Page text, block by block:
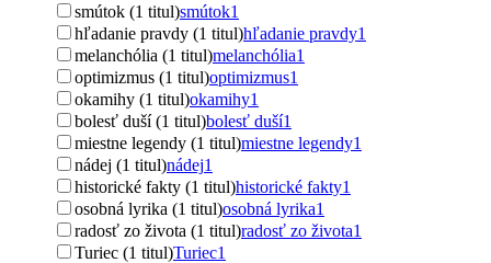
smútok (1 titul)smútok1
hľadanie pravdy (1 titul)hľadanie pravdy1
melanchólia (1 titul)melanchólia1
optimizmus (1 titul)optimizmus1
okamihy (1 titul)okamihy1
bolesť duší (1 titul)bolesť duší1
miestne legendy (1 titul)miestne legendy1
nádej (1 titul)nádej1
historické fakty (1 titul)historické fakty1
osobná lyrika (1 titul)osobná lyrika1
radosť zo života (1 titul)radosť zo života1
Turiec (1 titul)Turiec1